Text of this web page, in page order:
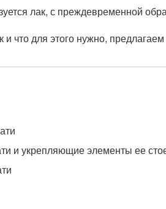
лак, с преждевременной
и что для этого нужно,
и укрепляющие элементы ее